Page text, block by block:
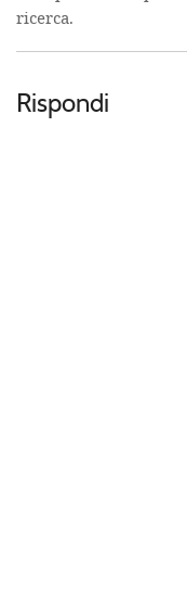
ricerca.
Rispondi